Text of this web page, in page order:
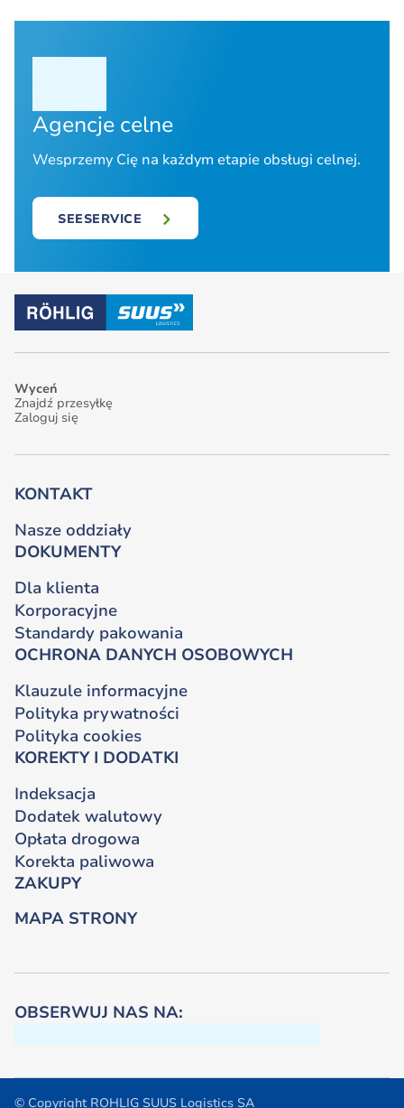
Agencje celne
Wesprzemy Cię na każdym etapie obsługi celnej.
SEESERVICE
OBSERWUJ NAS NA:
Wyceń
Znajdź przesyłkę
Zaloguj się
KONTAKT
Nasze oddziały
DOKUMENTY
Dla klienta
Korporacyjne
Standardy pakowania
OCHRONA DANYCH OSOBOWYCH
Klauzule informacyjne
Polityka prywatności
Polityka cookies
KOREKTY I DODATKI
Indeksacja
Dodatek walutowy
Opłata drogowa
Korekta paliwowa
ZAKUPY
MAPA STRONY
© Copyright ROHLIG SUUS Logistics SA